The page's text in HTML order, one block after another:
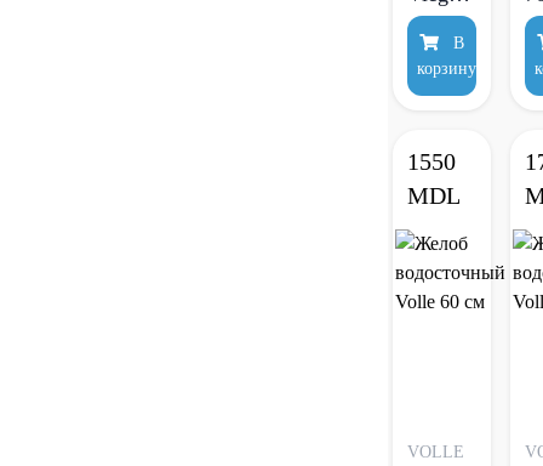
Advantix
Wall
drain
В
корзину
1550
MDL
VOLLE